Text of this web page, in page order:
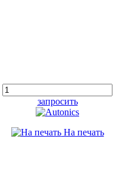
запросить
На печать